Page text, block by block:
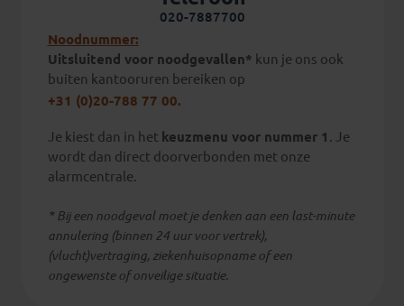
020-7887700
Noodnummer:
Uitsluitend voor noodgevallen* kun je ons ook
buiten kantooruren bereiken op
+31 (0)20-788 77 00.
Je kiest dan in het keuzmenu voor nummer 1 . Je
wordt dan direct doorverbonden met onze
alarmcentrale.
* Bij een noodgeval moet je denken aan een last-minute
annulering (binnen 24 uur voor vertrek),
(vlucht)vertraging, ziekenhuisopname of een
ongewenste of onveilige situatie.